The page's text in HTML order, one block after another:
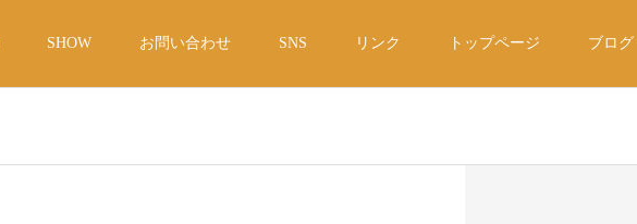
SHOW お問い合わせ SNS リンク トップページ ブログ